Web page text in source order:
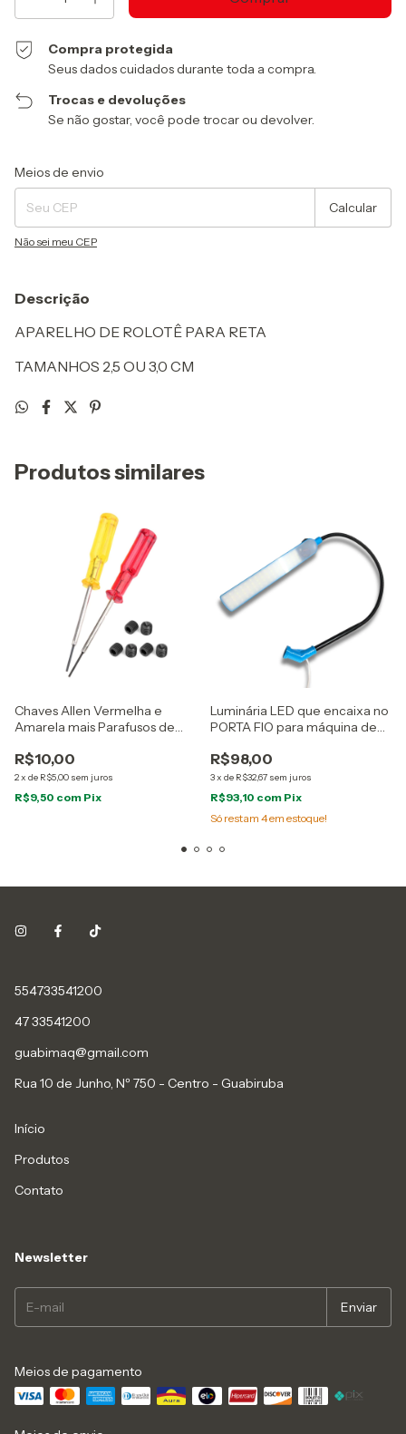
Compra protegida
Seus dados cuidados durante toda a compra.
Trocas e devoluções
Se não gostar, você pode trocar ou devolver.
Entregas para o CEP:
Meios de envio
Calcular
Não sei meu CEP
Descrição
APARELHO DE ROLOTÊ PARA RETA
TAMANHOS 2,5 OU 3,0 CM
Produtos similares
Chaves Allen Vermelha e
Amarela mais Parafusos de
mm
R$10,00
2x de R$5,00 sem juros
R$9,50 com Pix
Luminária LED que encaixa no
PORTA FIO para máquina de
R$98,00
3x de R$32,67 sem juros
R$93,10 com Pix
Só restam 4em estoque!
554733541200
47 33541200
guabimaq@gmail.com
Rua 10 de Junho, Nº 750 - Centro - Guabiruba
Início
Produtos
Contato
Newsletter
Meios de pagamento